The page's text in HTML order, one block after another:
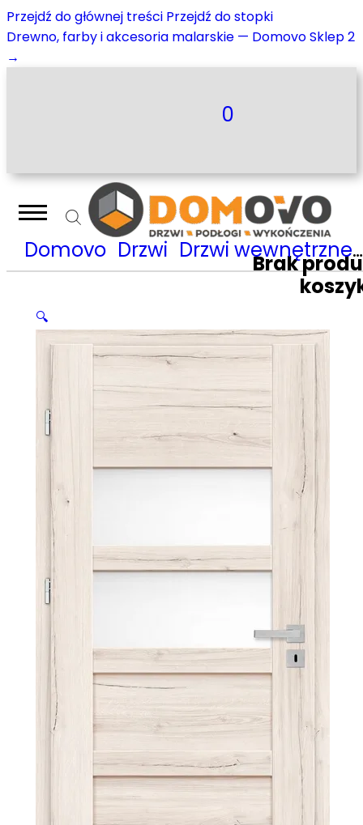
Przejdź do głównej treści Przejdź do stopki
Drewno, farby i akcesoria malarskie — Domovo Sklep 2
→
0
Brak
Domovo Drzwi Drzwi wewnętrzne
🔍